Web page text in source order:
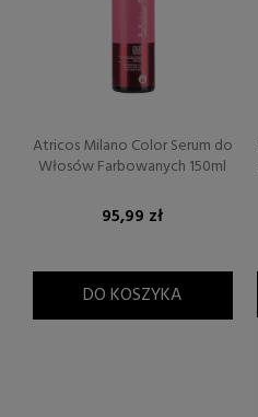
Atricos Milano Color Serum do
Włosów Farbowanych 150ml
95,99 zł
DO KOSZYKA